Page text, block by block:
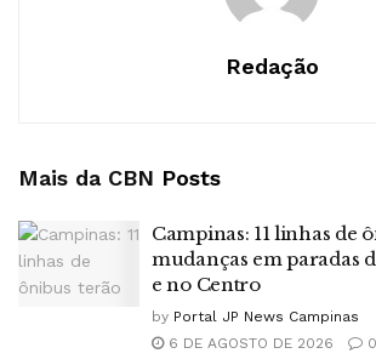
Redação
Mais da CBN Posts
Campinas: 11 linhas de
mudanças em paradas
e no Centro
by Portal JP News Campinas
6 DE AGOSTO DE 2026
0